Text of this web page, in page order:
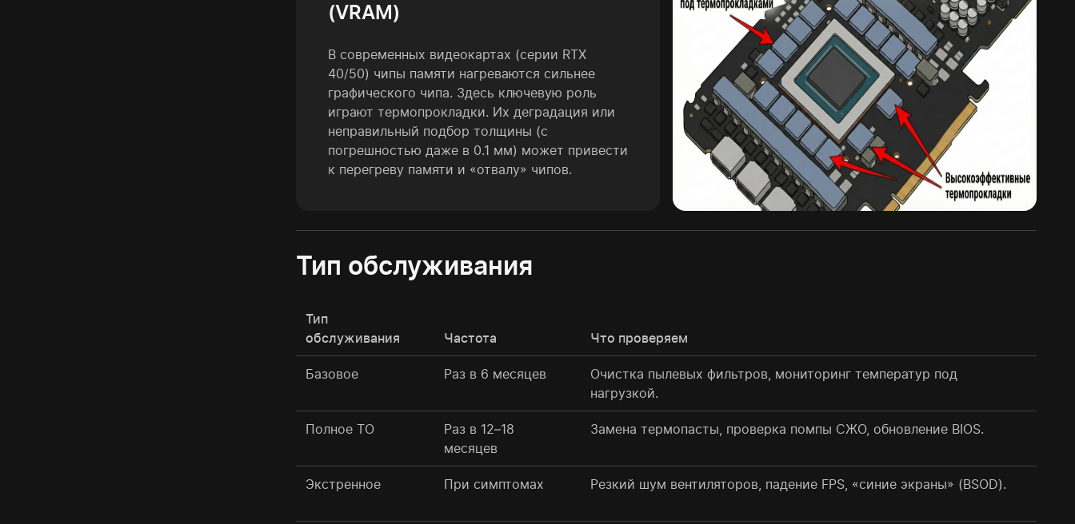
(VRAM)
В современных видеокартах (серии RTX
40/50) чипы памяти нагреваются сильнее
графического чипа. Здесь ключевую роль
играют термопрокладки. Их деградация или
неправильный подбор толщины (с
погрешностью даже в 0.1 мм) может привести
к перегреву памяти и «отвалу» чипов.
Тип обслуживания
Тип
обслуживания
Частота Что проверяем
Базовое Раз в 6 месяцев
Очистка пылевых фильтров, мониторинг температур под
нагрузкой.
Полное ТО
Раз в 12–18
месяцев
Замена термопасты, проверка помпы СЖО, обновление BIOS.
Экстренное При симптомах Резкий шум вентиляторов, падение FPS, «синие экраны» (BSOD).